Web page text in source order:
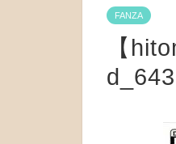
FANZA
【